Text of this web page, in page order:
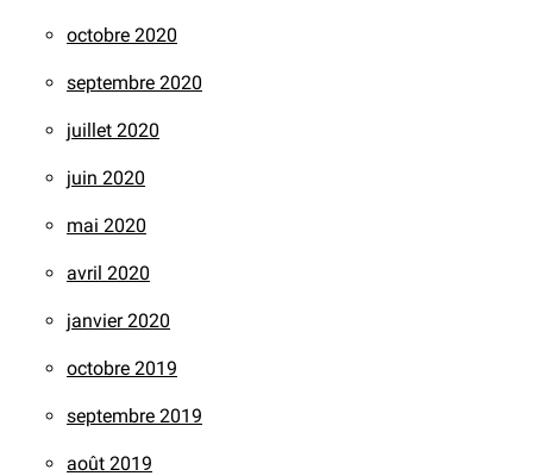
octobre 2020
septembre 2020
juillet 2020
juin 2020
mai 2020
avril 2020
janvier 2020
octobre 2019
septembre 2019
août 2019